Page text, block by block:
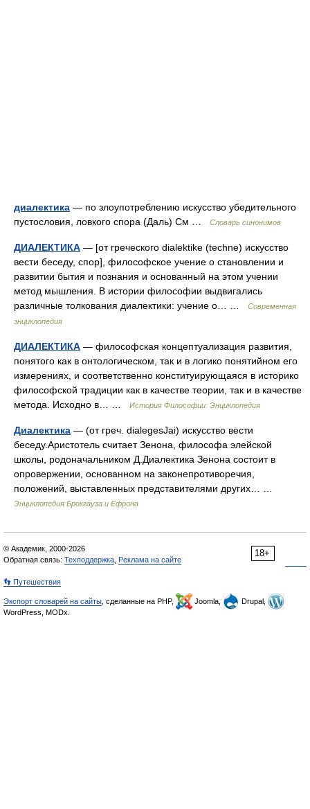
диалектика — по злоупотреблению искусство убедительного
пустословия, ловкого спора (Даль) См …
Словарь синонимов
ДИАЛЕКТИКА — [от греческого dialektike (techne) искусство
вести беседу, спор], философское учение о становлении и
развитии бытия и познания и основанный на этом учении
метод мышления. В истории философии выдвигались
различные толкования диалектики: учение о… …
Современная
энциклопедия
ДИАЛЕКТИКА — философская концептуализация развития,
понятого как в онтологическом, так и в логико понятийном его
измерениях, и соответственно конституирующаяся в историко
философской традиции как в качестве теории, так и в качестве
метода. Исходно в… …
История Философии: Энциклопедия
Диалектика — (от греч. dialegesJai) искусство вести
беседу.Аристотель считает Зенона, философа элейской
школы, родоначальником Д.Диалектика Зенона состоит в
опровержении, основанном на законепротиворечия,
положений, выставленных представителями других… …
Энциклопедия Брокгауза и Ефрона
18+
© Академик, 2000-2026
Обратная связь: Техподдержка Реклама на сайте
👣 Путешествия
Экспорт словарей на сайты , сделанные на PHP, Joomla,
Drupal,
WordPress, MODx.